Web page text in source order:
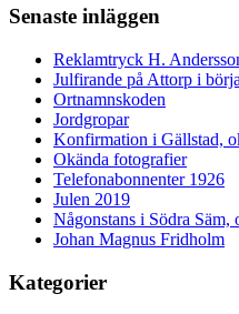
Senaste inläggen
Reklamtryck H.
Julfirande på Attorp i
Ortnamnskoden
Jordgropar
Konfirmation i Gällstad,
Okända fotografier
Telefonabonnenter 1926
Julen 2019
Någonstans i Södra
Johan Magnus Fridholm
Kategorier